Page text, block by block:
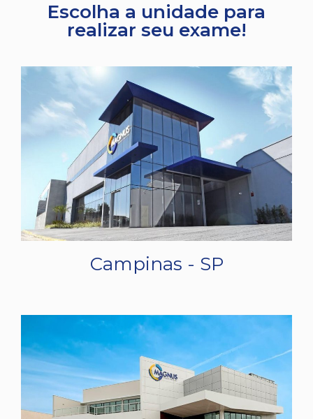
Escolha a unidade para
realizar seu exame!
Campinas - SP